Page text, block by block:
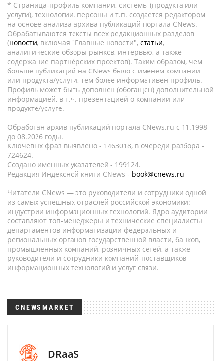
* Страница-профиль компании, системы (продукта или
услуги), технологии, персоны и т.п. создается редактором
на основе анализа архива публикаций портала CNews.
Обрабатываются тексты всех редакционных разделов
(новости, включая "Главные новости", статьи,
аналитические обзоры рынков, интервью, а также
содержание партнёрских проектов). Таким образом, чем
больше публикаций на CNews было с именем компании
или продукта/услуги, тем более информативен профиль.
Профиль может быть дополнен (обогащен) дополнительной
информацией, в т.ч. презентацией о компании или
продукте/услуге.
Обработан архив публикаций портала CNews.ru c 11.1998
до 08.2026 годы.
Ключевых фраз выявлено - 1463018, в очереди разбора -
724624.
Создано именных указателей - 199124.
Редакция Индексной книги CNews - book@cnews.ru
Читатели CNews — это руководители и сотрудники одной
из самых успешных отраслей российской экономики:
индустрии информационных технологий. Ядро аудитории
составляют топ-менеджеры и технические специалисты
департаментов информатизации федеральных и
региональных органов государственной власти, банков,
промышленных компаний, розничных сетей, а также
руководители и сотрудники компаний-поставщиков
информационных технологий и услуг связи.
CNEWSMARKET
DRaaS